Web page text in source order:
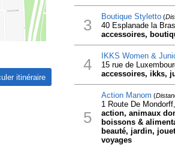
3 Boutique Styletto(
40 Esplanade la
accessoires,
4 IKKS Women &
15 rue de
accessoires, ikks,
5
Action Manom (
1 Route De
action, animaux
boissons &
beauté, jardin,
voyages